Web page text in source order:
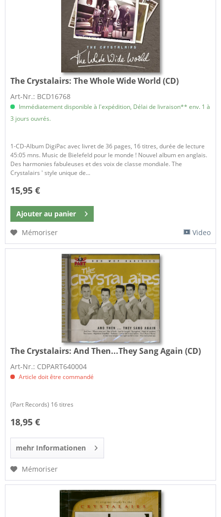
The Crystalairs: The Whole Wide World (CD)
Art-Nr.: BCD16768
Immédiatement disponible à l'expédition, Délai de livraison** env. 1 à
3 jours ouvrés.
1-CD-Album DigiPac avec livret de 36 pages, 16 titres, durée de lecture
45:05 mns. Music de Bielefeld pour le monde ! Nouvel album en anglais.
Des harmonies fabuleuses et des voix de classe mondiale. The
Crystalairs ' style unique de...
15,95 €
Ajouter au panier
Mémoriser
Video
The Crystalairs: And Then...They Sang Again (CD)
Art-Nr.: CDPART640004
Article doit être commandé
(Part Records) 16 titres
18,95 €
mehr Informationen
Mémoriser